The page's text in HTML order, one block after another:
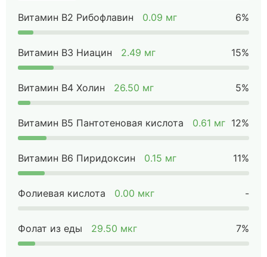
Витамин B2 Рибофлавин 0.09 мг 6%
Витамин B3 Ниацин 2.49 мг 15%
Витамин B4 Холин 26.50 мг 5%
Витамин B5 Пантотеновая кислота 0.61 мг 12%
Витамин B6 Пиридоксин 0.15 мг 11%
Фолиевая кислота 0.00 мкг -
Фолат из еды 29.50 мкг 7%